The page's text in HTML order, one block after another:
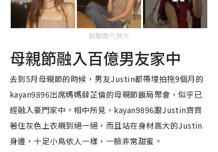
點擊圖片放大
母親節融入百億男友家中
去到5月母親節的時候，男友Justin都帶埋拍拖9個月的
kayan9896出席媽媽薛芷倫的母親節飯局聚會，似乎已
經融入豪門家中。相中所見，kayan9896跟Justin齊齊
著住灰色上衣襯到絕一絕，而且站在身材高大的Justin
身邊，十足小鳥依人一樣，一臉非常甜蜜。